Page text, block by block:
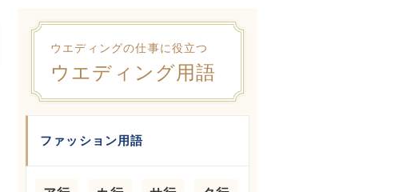
ウエディングの仕事に役立つ
ウエディング用語
ファッション用語